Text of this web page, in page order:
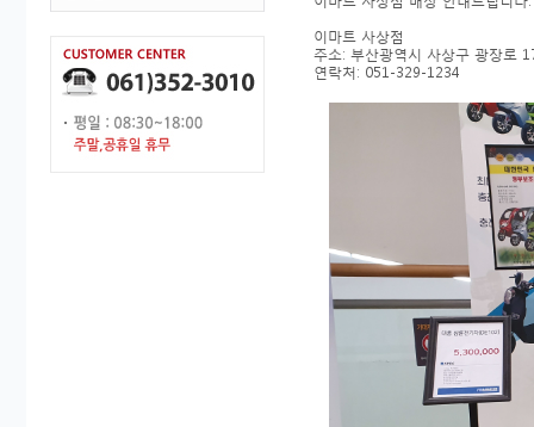
이마트 사상점
주소: 부산광역시 사상구 광장로
연락처: 051-329-1234